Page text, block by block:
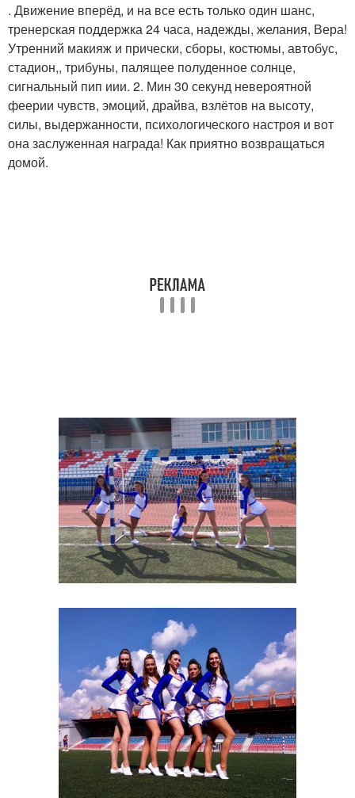
. Движение вперёд, и на все есть только один шанс,
тренерская поддержка 24 часа, надежды, желания, Вера!
Утренний макияж и прически, сборы, костюмы, автобус,
стадион,, трибуны, палящее полуденное солнце,
сигнальный пип иии. 2. Мин 30 секунд невероятной
феерии чувств, эмоций, драйва, взлётов на высоту,
силы, выдержанности, психологического настроя и вот
она заслуженная награда! Как приятно возвращаться
домой.